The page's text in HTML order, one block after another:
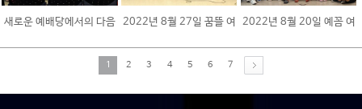
새로운 예배당에서의 다음 2022년 8월 27일 꿈뜰 여 2022년 8월 20일 예꼼 여
1 2 3 4 5 6 7